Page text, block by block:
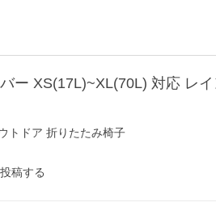
トドア 折りたたみ椅子
稿する